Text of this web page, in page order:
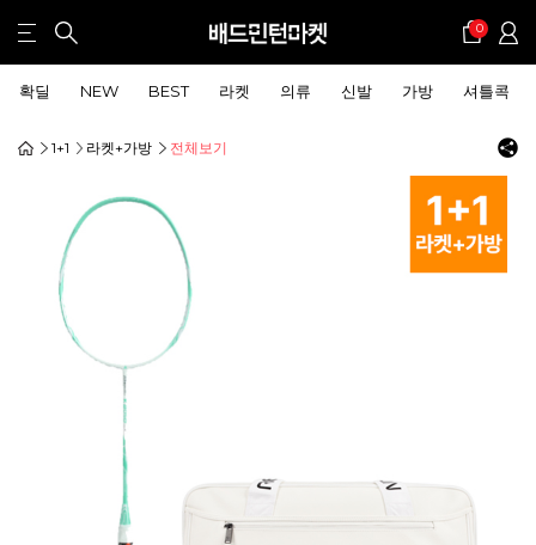
0
확딜 NEW BEST 라켓 의류 신발 가방 셔틀콕
1+1 라켓+가방 전체보기